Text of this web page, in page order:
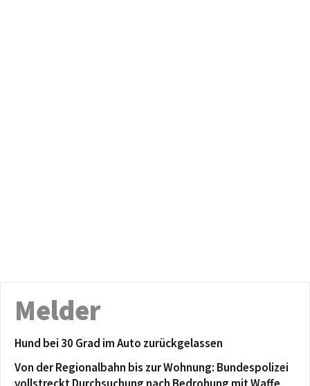
Melder
Hund bei 30 Grad im Auto zurückgelassen
Von der Regionalbahn bis zur Wohnung: Bundespolizei